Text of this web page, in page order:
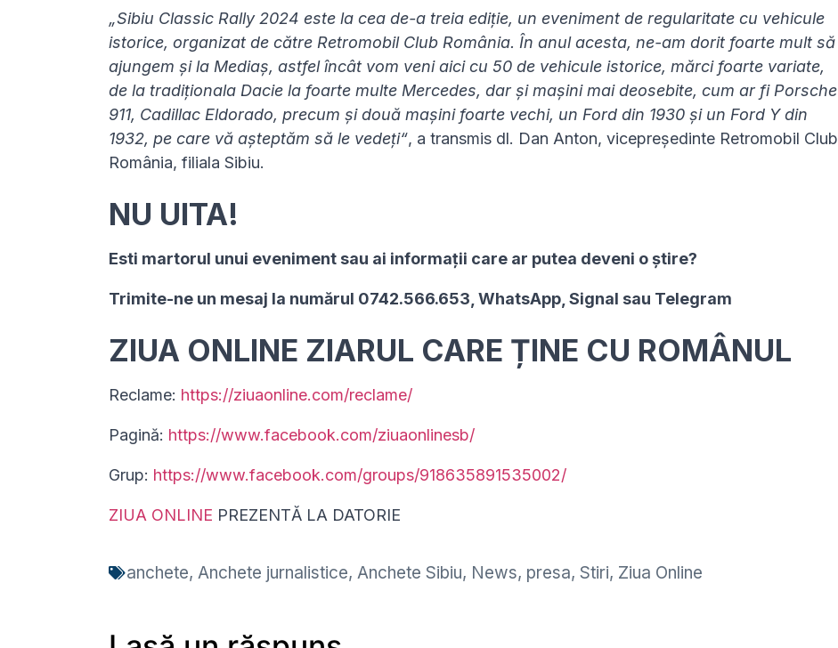
„Sibiu Classic Rally 2024 este la cea de-a treia ediție, un eveniment de regularitate cu vehicule
istorice, organizat de către Retromobil Club România. În anul acesta, ne-am dorit foarte mult să
ajungem și la Mediaș, astfel încât vom veni aici cu 50 de vehicule istorice, mărci foarte variate,
de la tradiționala Dacie la foarte multe Mercedes, dar și mașini mai deosebite, cum ar fi Porsche
911, Cadillac Eldorado, precum și două mașini foarte vechi, un Ford din 1930 și un Ford Y din
1932, pe care vă așteptăm să le vedeți“, a transmis dl. Dan Anton, vicepreședinte Retromobil Club
România, filiala Sibiu.
NU UITA!
Esti martorul unui eveniment sau ai informaţii care ar putea deveni o ştire?
Trimite-ne un mesaj la numărul 0742.566.653, WhatsApp, Signal sau Telegram
ZIUA ONLINE ZIARUL CARE ȚINE CU ROMÂNUL
Reclame: https://ziuaonline.com/reclame/
Pagină: https://www.facebook.com/ziuaonlinesb/
Grup: https://www.facebook.com/groups/918635891535002/
ZIUA ONLINE PREZENTĂ LA DATORIE
anchete, Anchete jurnalistice, Anchete Sibiu, News, presa, Stiri, Ziua Online